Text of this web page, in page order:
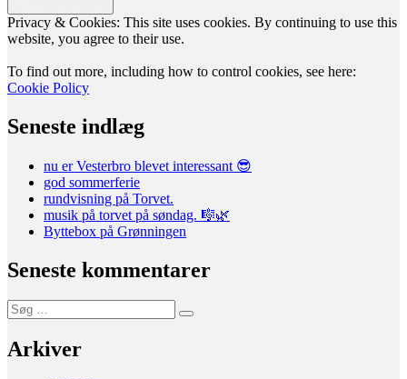
Privacy & Cookies: This site uses cookies. By continuing to use this
website, you agree to their use.
To find out more, including how to control cookies, see here:
Cookie Policy
Seneste indlæg
nu er Vesterbro blevet interessant 😎
god sommerferie
rundvisning på Torvet.
musik på torvet på søndag. 🎼🌿
Byttebox på Grønningen
Seneste kommentarer
Søg
efter:
Søg
Arkiver